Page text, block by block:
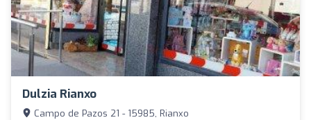
Dulzia Rianxo
Campo de Pazos 21 - 15985, Rianxo